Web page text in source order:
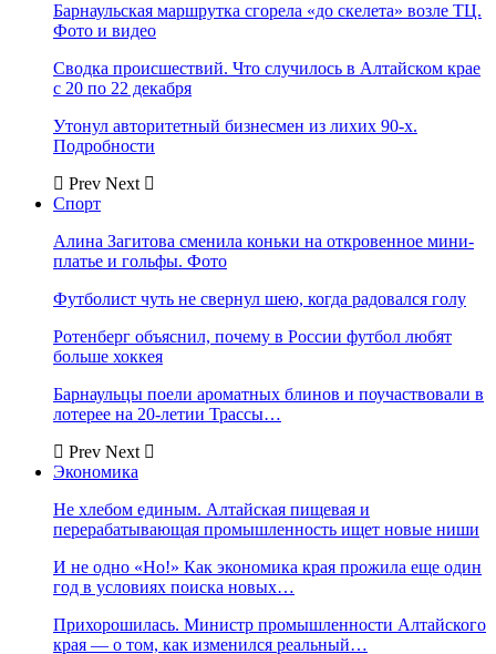
Барнаульская маршрутка сгорела «до скелета» возле ТЦ.
Фото и видео
Сводка происшествий. Что случилось в Алтайском крае
с 20 по 22 декабря
Утонул авторитетный бизнесмен из лихих 90-х.
Подробности
Prev Next
Спорт
Алина Загитова сменила коньки на откровенное мини-
платье и гольфы. Фото
Футболист чуть не свернул шею, когда радовался голу
Ротенберг объяснил, почему в России футбол любят
больше хоккея
Барнаульцы поели ароматных блинов и поучаствовали в
лотерее на 20-летии Трассы…
Prev Next
Экономика
Не хлебом единым. Алтайская пищевая и
перерабатывающая промышленность ищет новые ниши
И не одно «Но!» Как экономика края прожила еще один
год в условиях поиска новых…
Прихорошилась. Министр промышленности Алтайского
края — о том, как изменился реальный…